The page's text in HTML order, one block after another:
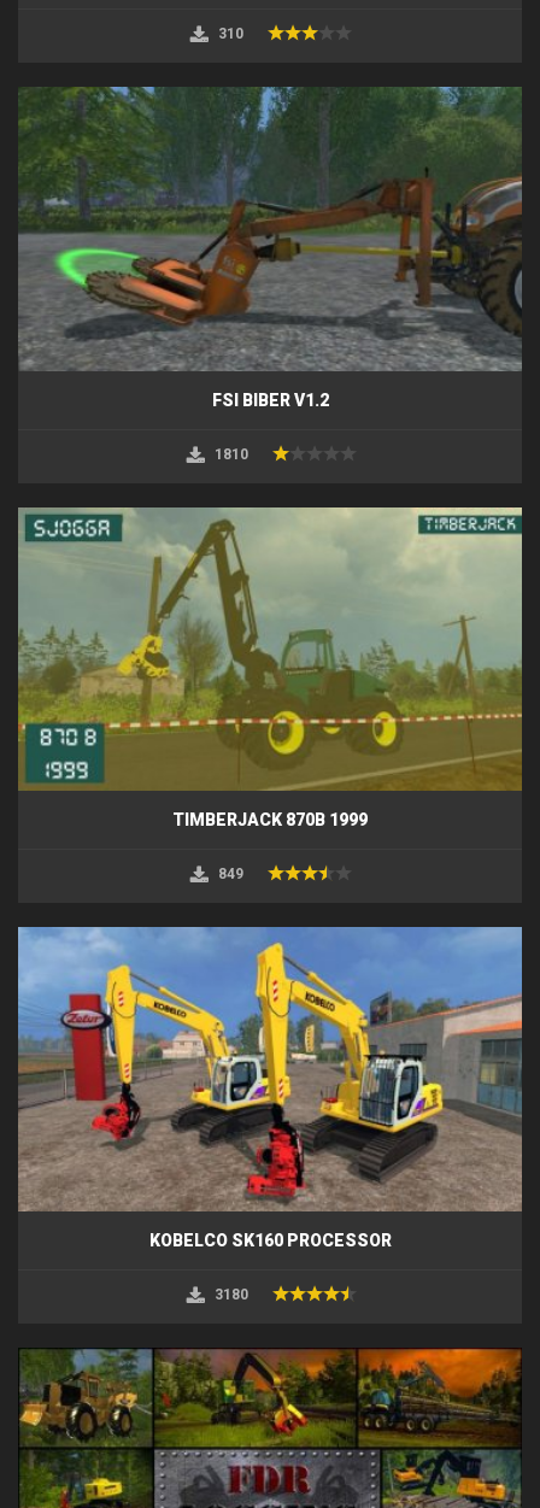
310
FSI BIBER V1.2
1810
TIMBERJACK 870B 1999
849
KOBELCO SK160 PROCESSOR
3180